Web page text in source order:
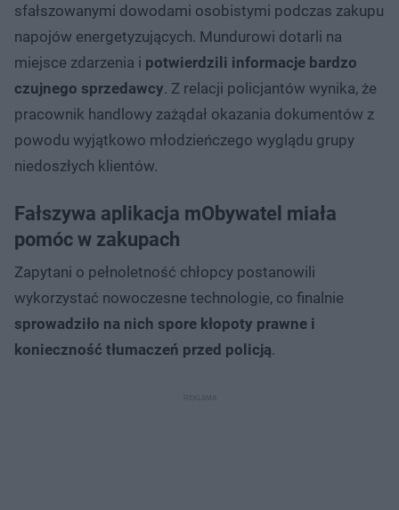
sfałszowanymi dowodami osobistymi podczas zakupu
napojów energetyzujących. Mundurowi dotarli na
miejsce zdarzenia i potwierdzili informacje bardzo
czujnego sprzedawcy. Z relacji policjantów wynika, że
pracownik handlowy zażądał okazania dokumentów z
powodu wyjątkowo młodzieńczego wyglądu grupy
niedoszłych klientów.
Fałszywa aplikacja mObywatel miała
pomóc w zakupach
Zapytani o pełnoletność chłopcy postanowili
wykorzystać nowoczesne technologie, co finalnie
sprowadziło na nich spore kłopoty prawne i
konieczność tłumaczeń przed policją.